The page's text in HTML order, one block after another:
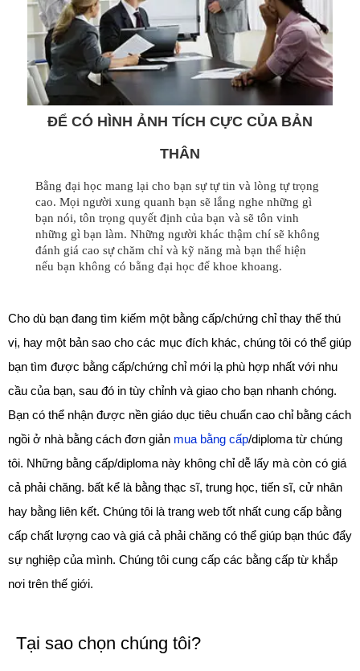
ĐỂ CÓ HÌNH ẢNH TÍCH CỰC CỦA BẢN
THÂN
Bằng đại học mang lại cho bạn sự tự tin và lòng tự trọng
cao. Mọi người xung quanh bạn sẽ lắng nghe những gì
bạn nói, tôn trọng quyết định của bạn và sẽ tôn vinh
những gì bạn làm. Những người khác thậm chí sẽ không
đánh giá cao sự chăm chỉ và kỹ năng mà bạn thể hiện
nếu bạn không có bằng đại học để khoe khoang.
Cho dù bạn đang tìm kiếm một bằng cấp/chứng chỉ thay thế thú
vị, hay một bản sao cho các mục đích khác, chúng tôi có thể giúp
bạn tìm được bằng cấp/chứng chỉ mới lạ phù hợp nhất với nhu
cầu của bạn, sau đó in tùy chỉnh và giao cho bạn nhanh chóng.
Bạn có thể nhận được nền giáo dục tiêu chuẩn cao chỉ bằng cách
ngồi ở nhà bằng cách đơn giản mua bằng cấp/diploma từ chúng
tôi. Những bằng cấp/diploma này không chỉ dễ lấy mà còn có giá
cả phải chăng. bất kể là bằng thạc sĩ, trung học, tiến sĩ, cử nhân
hay bằng liên kết. Chúng tôi là trang web tốt nhất cung cấp bằng
cấp chất lượng cao và giá cả phải chăng có thể giúp bạn thúc đẩy
sự nghiệp của mình. Chúng tôi cung cấp các bằng cấp từ khắp
nơi trên thế giới.
Tại sao chọn chúng tôi?